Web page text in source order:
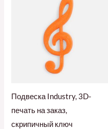
Подвеска Industry, 3D-
печать на заказ,
скрипичный ключ